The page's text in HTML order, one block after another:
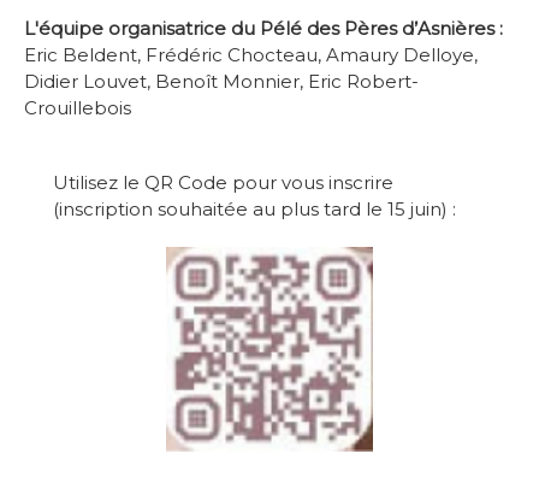
L'équipe organisatrice du Pélé des Pères d’Asnières :
Eric Beldent, Frédéric Chocteau, Amaury Delloye,
Didier Louvet, Benoît Monnier, Eric Robert-
Crouillebois
Utilisez le QR Code pour vous inscrire
(inscription souhaitée au plus tard le 15 juin) :